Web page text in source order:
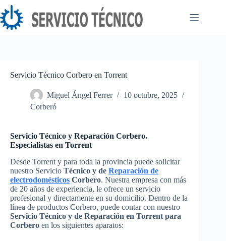
Saltar
al
contenido
Servicio Técnico Corbero en Torrent
Miguel Ángel Ferrer
10 octubre, 2025
Corberó
Servicio Técnico y Reparación Corbero.
Especialistas en Torrent
Desde Torrent y para toda la provincia puede solicitar
nuestro Servicio Técnico y de Reparación de
electrodomésticos Corbero. Nuestra empresa con más
de 20 años de experiencia, le ofrece un servicio
profesional y directamente en su domicilio. Dentro de la
línea de productos Corbero, puede contar con nuestro
Servicio Técnico y de Reparación en Torrent para
Corbero en los siguientes aparatos: